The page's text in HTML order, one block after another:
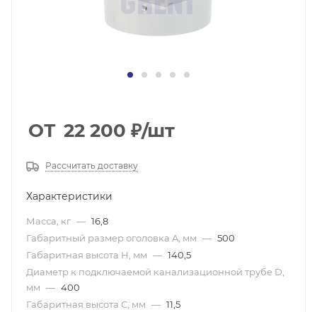
ОТ 22 200 ₽/шт
Рассчитать доставку
Характеристики
Масса, кг — 16,8
Габаритный размер оголовка A, мм — 500
Габаритная высота H, мм — 140,5
Диаметр к подключаемой канализационной трубе D,
мм — 400
Габаритная высота C, мм — 11,5